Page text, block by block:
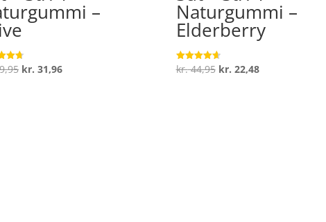
–
Den
kr. 31,96Den
Naturgummi –
Elderberry
Vurderet
4.7
kr.44,95 Den
kr. 22,48Den